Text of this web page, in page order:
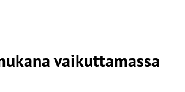
vaikuttamassa